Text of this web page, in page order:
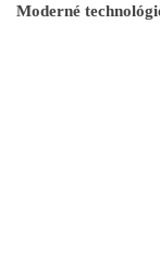
Moderné